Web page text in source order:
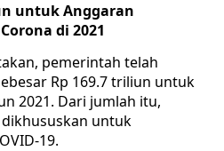
untuk Anggaran
di 2021
pemerintah telah
Rp 169.7 triliun untuk
2021. Dari jumlah itu,
untuk
19.